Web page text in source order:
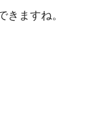
きますね。